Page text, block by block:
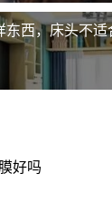
西，床头不适
好吗